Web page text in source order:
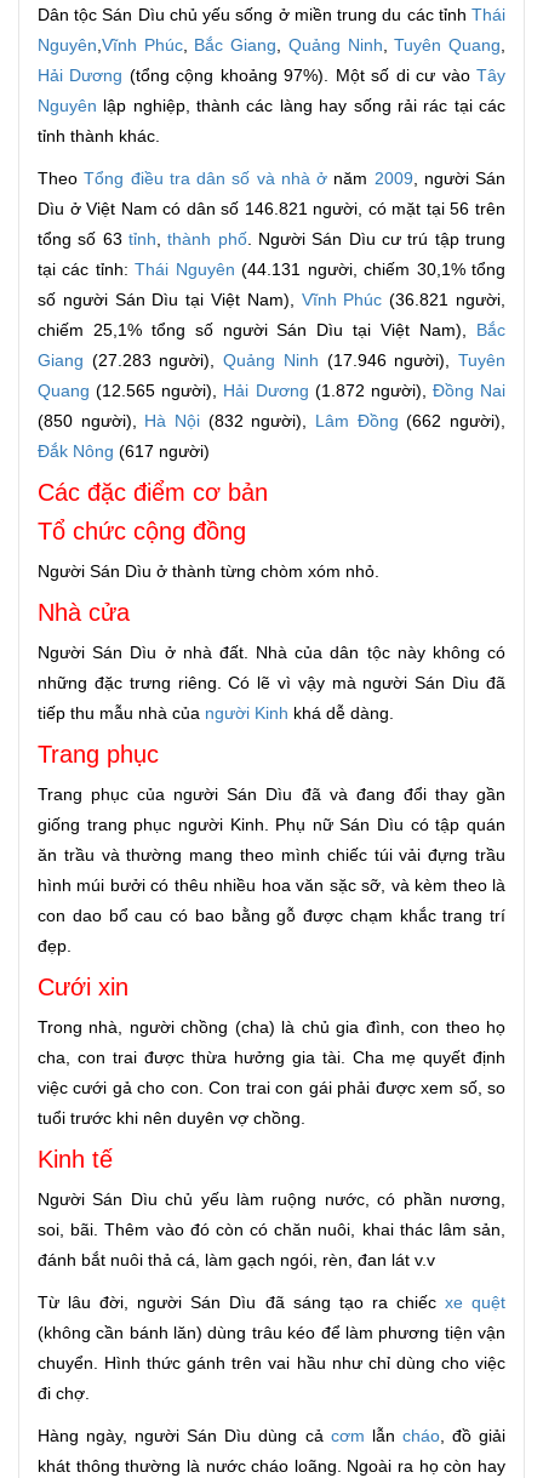
Dân tộc Sán Dìu chủ yếu sống ở miền trung du các tỉnh Thái
Nguyên Vĩnh Phúc, Bắc Giang Quảng Ninh ,Tuyên Quang
Hải Dương (tổng cộng khoảng 97%). Một số di cư vàoTây
Nguyên lập nghiệp, thành các làng hay sống rải rác tại các
tỉnh thành khác.
TheoTổng điều tra dân số và nhà ở năm 2009 , người Sán
Dìu ở Việt Nam có dân số 146.821 người, có mặt tại 56 trên
tổng số 63 tỉnh ,thành phố. Người Sán Dìu cư trú tập trung
tại các tỉnh:Thái Nguyên (44.131 người, chiếm 30,1% tổng
số người Sán Dìu tại Việt Nam), Vĩnh Phúc (36.821 người,
chiếm 25,1% tổng số người Sán Dìu tại Việt Nam), Bắc
Giang (27.283 người),Quảng Ninh (17.946 người),Tuyên
Quang (12.565 người), Hải Dương (1.872 người), Đồng Nai
(850 người), Hà Nội (832 người), Lâm Đồng (662 người),
Đắk Nông (617 người)
Các đặc điểm cơ bản
Tổ chức cộng đồng
Người Sán Dìu ở thành từng chòm xóm nhỏ.
Nhà cửa
Người Sán Dìu ở nhà đất. Nhà của dân tộc này không có
những đặc trưng riêng. Có lẽ vì vậy mà người Sán Dìu đã
tiếp thu mẫu nhà của người Kinh khá dễ dàng.
Trang phục
Trang phục của người Sán Dìu đã và đang đổi thay gần
giống trang phục người Kinh. Phụ nữ Sán Dìu có tập quán
ăn trầu và thường mang theo mình chiếc túi vải đựng trầu
hình múi bưởi có thêu nhiều hoa văn sặc sỡ, và kèm theo là
con dao bổ cau có bao bằng gỗ được chạm khắc trang trí
đẹp.
Cưới xin
Trong nhà, người chồng (cha) là chủ gia đình, con theo họ
cha, con trai được thừa hưởng gia tài. Cha mẹ quyết định
việc cưới gả cho con. Con trai con gái phải được xem số, so
tuổi trước khi nên duyên vợ chồng.
Kinh tế
Người Sán Dìu chủ yếu làm ruộng nước, có phần nương,
soi, bãi. Thêm vào đó còn có chăn nuôi, khai thác lâm sản,
đánh bắt nuôi thả cá, làm gạch ngói, rèn, đan lát v.v
Từ lâu đời, người Sán Dìu đã sáng tạo ra chiếc xe quệt
(không cần bánh lăn) dùng trâu kéo để làm phương tiện vận
chuyển. Hình thức gánh trên vai hầu như chỉ dùng cho việc
đi chợ.
Hàng ngày, người Sán Dìu dùng cả cơm lẫn cháo, đồ giải
khát thông thường là nước cháo loãng. Ngoài ra họ còn hay